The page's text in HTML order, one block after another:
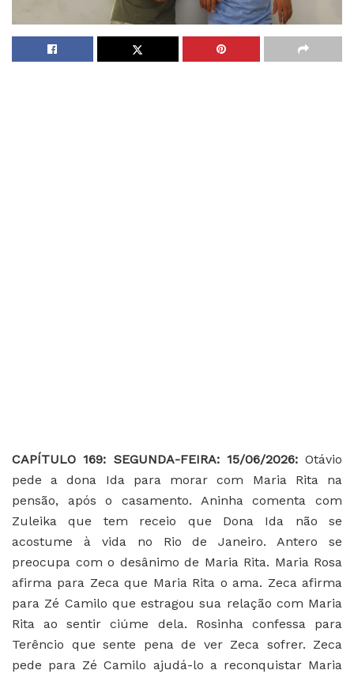
CAPÍTULO 169: SEGUNDA-FEIRA: 15/06/2026: Otávio
pede a dona Ida para morar com Maria Rita na
pensão, após o casamento. Aninha comenta com
Zuleika que tem receio que Dona Ida não se
acostume à vida no Rio de Janeiro. Antero se
preocupa com o desânimo de Maria Rita. Maria Rosa
afirma para Zeca que Maria Rita o ama. Zeca afirma
para Zé Camilo que estragou sua relação com Maria
Rita ao sentir ciúme dela. Rosinha confessa para
Terêncio que sente pena de ver Zeca sofrer. Zeca
pede para Zé Camilo ajudá-lo a reconquistar Maria